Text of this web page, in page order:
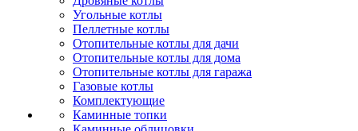
Угольные котлы
Пеллетные котлы
Отопительные котлы для дачи
Отопительные котлы для дома
Отопительные котлы для гаража
Газовые котлы
Комплектующие
Каминные топки